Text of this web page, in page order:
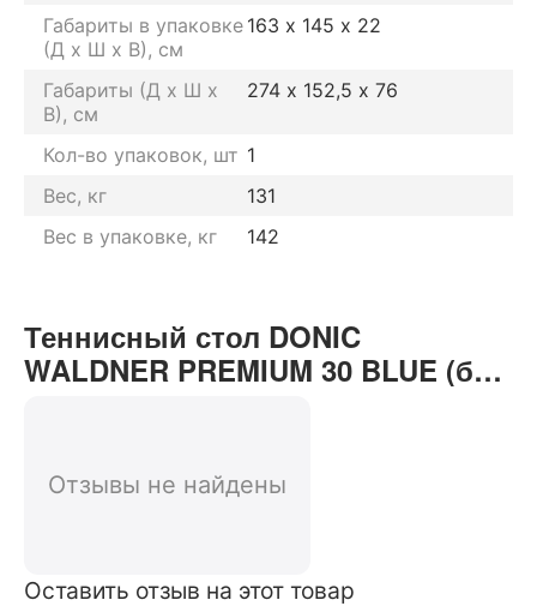
Габариты в упаковке
(Д х Ш х В), см
163 х 145 х 22
Габариты (Д х Ш х
В), см
274 х 152,5 х 76
Кол-во упаковок, шт 1
Вес, кг
131
Вес в упаковке, кг
142
Теннисный стол DONIC
WALDNER PREMIUM 30 BLUE (без
магазина
Отзывы не найдены
Оставить отзыв на этот товар